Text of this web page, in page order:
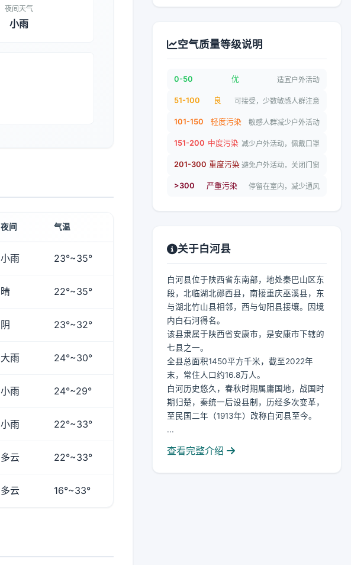
夜间天气
小雨
夜间 气温
小雨 23°~35°
晴 22°~35°
阴 23°~32°
大雨 24°~30°
小雨 24°~29°
小雨 22°~33°
多云 22°~33°
多云 16°~33°
空气质量等级说明
0-50 优 适宜户外活动
51-100 良 可接受，少数敏感人群注意
101-150 轻度污染 敏感人群减少户外活动
151-200 中度污染 减少户外活动，佩戴口罩
201-300 重度污染 避免户外活动，关闭门窗
>300 严重污染 停留在室内，减少通风
关于白河县
白河县位于陕西省东南部，地处秦巴山区东
段，北临湖北郧西县，南接重庆巫溪县，东
与湖北竹山县相邻，西与旬阳县接壤。因境
内白石河得名。
该县隶属于陕西省安康市，是安康市下辖的
七县之一。
全县总面积1450平方千米，截至2022年
末，常住人口约16.8万人。
白河历史悠久，春秋时期属庸国地，战国时
期归楚，秦统一后设县制，历经多次变革，
至民国二年（1913年）改称白河县至今。
...
查看完整介绍